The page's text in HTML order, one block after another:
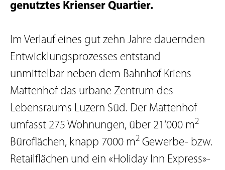
genutztes Krienser Quartier.
Im Verlauf eines gut zehn Jahre dauernden
Entwicklungsprozesses entstand
unmittelbar neben dem Bahnhof Kriens
Mattenhof das urbane Zentrum des
Lebensraums Luzern Süd. Der Mattenhof
umfasst 275 Wohnungen, über 21‘000 m2
Büroflächen, knapp 7000 m2 Gewerbe- bzw.
Retailflächen und ein «Holiday Inn Express»-